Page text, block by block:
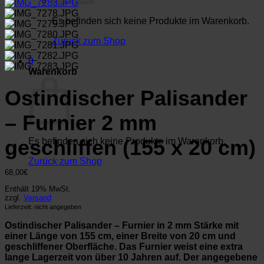
Es befinden sich keine Produkte im Warenkorb.
Zurück zum Shop
0
Warenkorb
Es befinden sich keine Produkte im Warenkorb.
Zurück zum Shop
Ostindischer Palisander
– Furnier 2 mm
geschliffen (155 x 20 cm)
68,00€
Enthält 19% MwSt.
zzgl. Versand
Lieferzeit: nicht angegeben
Ostindischer Palisander – Furnier in 2 mm Stärke mit
einer Länge von 155 cm, einer Breite von 20 cm und
geschliffener Oberfläche. Das Furnier weist eine extra
lange Lagerzeit von über 10 Jahren auf. Der angegebene